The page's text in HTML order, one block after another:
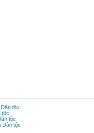
tộc
tộc
tộc
Dân tộc